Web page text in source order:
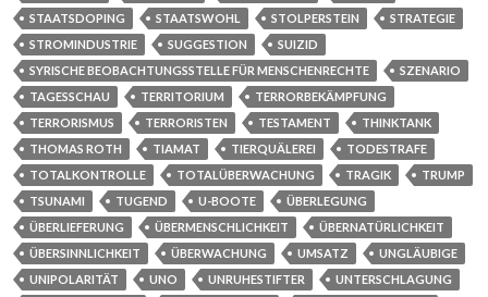
STAATSDOPING
STAATSWOHL STOLPERSTEIN
STRATEGIE
STROMINDUSTRIE
SUGGESTION
SUIZID
SYRISCHE BEOBACHTUNGSSTELLE FÜR MENSCHENRECHTE
SZENARIO
TAGESSCHAU
TERRITORIUM
TERRORBEKÄMPFUNG
TERRORISMUS
TERRORISTEN TESTAMENT
THINKTANK
THOMAS ROTH
TIAMAT TIERQUÄLEREI
TODESTRAFE
TOTALKONTROLLE
TOTALÜBERWACHUNG TRAGIK
TRUMP
TSUNAMI
TUGEND U-BOOTE
ÜBERLEGUNG
ÜBERLIEFERUNG
ÜBERMENSCHLICHKEIT
ÜBERNATÜRLICHKEIT
ÜBERSINNLICHKEIT
ÜBERWACHUNG UMSATZ
UNGLÄUBIGE
UNIPOLARITÄT
UNO UNRUHESTIFTER
UNTERSCHLAGUNG